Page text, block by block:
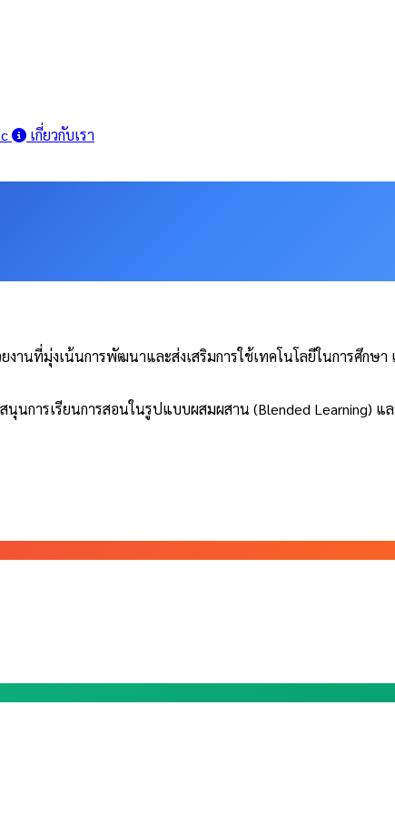
เกี่ยวกับเรา
นที่มุ่งเน้นการพัฒนาและส่งเสริมการใช้เทคโนโลยีในการศึกษ
นการเรียนการสอนในรูปแบบผสมผสาน (Blended Learning) แ